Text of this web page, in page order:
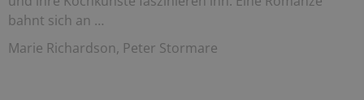
bahnt sich an …
Marie Richardson, Peter Stormare